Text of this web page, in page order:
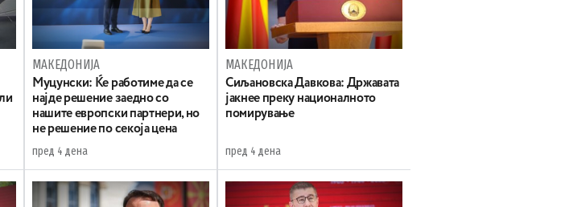
МАКЕДОНИЈА
Муцунски: Ќе работиме да се
најде решение заедно со
нашите европски партнери, но
не решение по секоја цена
пред 4 дена
МАКЕДОНИЈА
Сиљановска Давкова: Државата
јакнее преку националното
помирување
пред 4 дена